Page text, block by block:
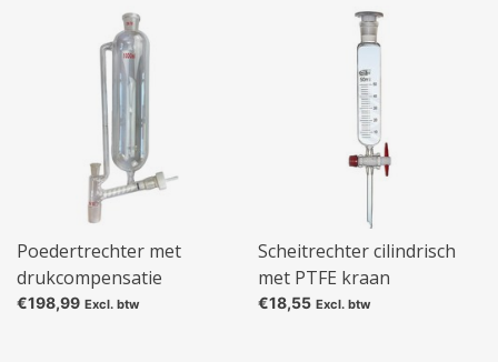
Poedertrechter met
drukcompensatie
€198,99 Excl. btw
Scheitrechter cilindrisch
met PTFE kraan
€18,55 Excl. btw